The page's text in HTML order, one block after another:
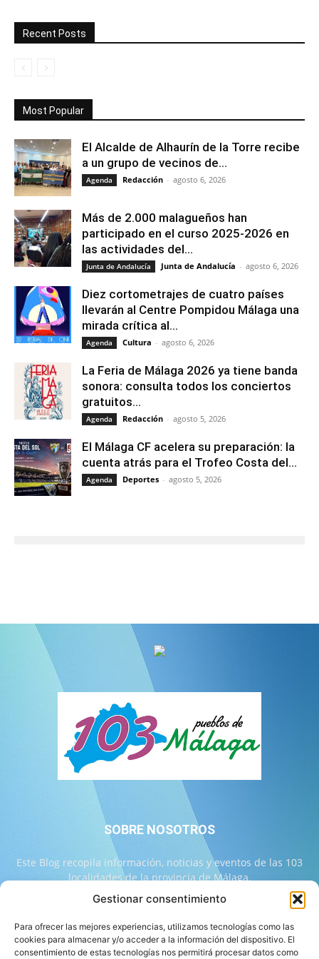
Gestionar consentimiento
Para ofrecer las mejores experiencias, utilizamos tecnologías como las
cookies para almacenar y/o acceder a la información del dispositivo. El
consentimiento de estas tecnologías nos permitirá procesar datos como
Recent Posts
Most Popular
El Alcalde de Alhaurín de la Torre recibe
a un grupo de vecinos de...
Agenda Redacción - agosto 6, 2026
Más de 2.000 malagueños han
participado en el curso 2025-2026 en
las actividades del...
Junta de Andalucía Junta de Andalucía - agosto 6, 2026
Diez cortometrajes de cuatro países
llevarán al Centre Pompidou Málaga una
mirada crítica al...
Agenda Cultura - agosto 6, 2026
La Feria de Málaga 2026 ya tiene banda
sonora: consulta todos los conciertos
gratuitos...
Agenda Redacción - agosto 5, 2026
El Málaga CF acelera su preparación: la
cuenta atrás para el Trofeo Costa del...
Agenda Deportes - agosto 5, 2026
SOBRE NOSOTROS
Este Blog recopila información, noticias y eventos de las 103
localidades de la provincia de Málaga.
Contáctanos:info@103malaga.com